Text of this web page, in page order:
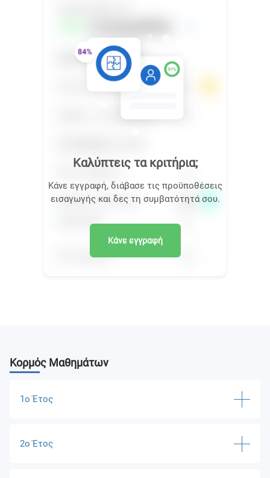
Καλύπτεις τα κριτήρια;
Κάνε εγγραφή, διάβασε τις προϋποθέσεις
εισαγωγής και δες τη συμβατότητά σου.
Κάνε εγγραφή
Κορμός Μαθημάτων
1ο Έτος
2ο Έτος